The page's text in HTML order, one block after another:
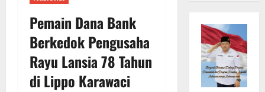
Pemain Dana Bank
Berkedok Pengusaha
Rayu Lansia 78 Tahun
di Lippo Karawaci